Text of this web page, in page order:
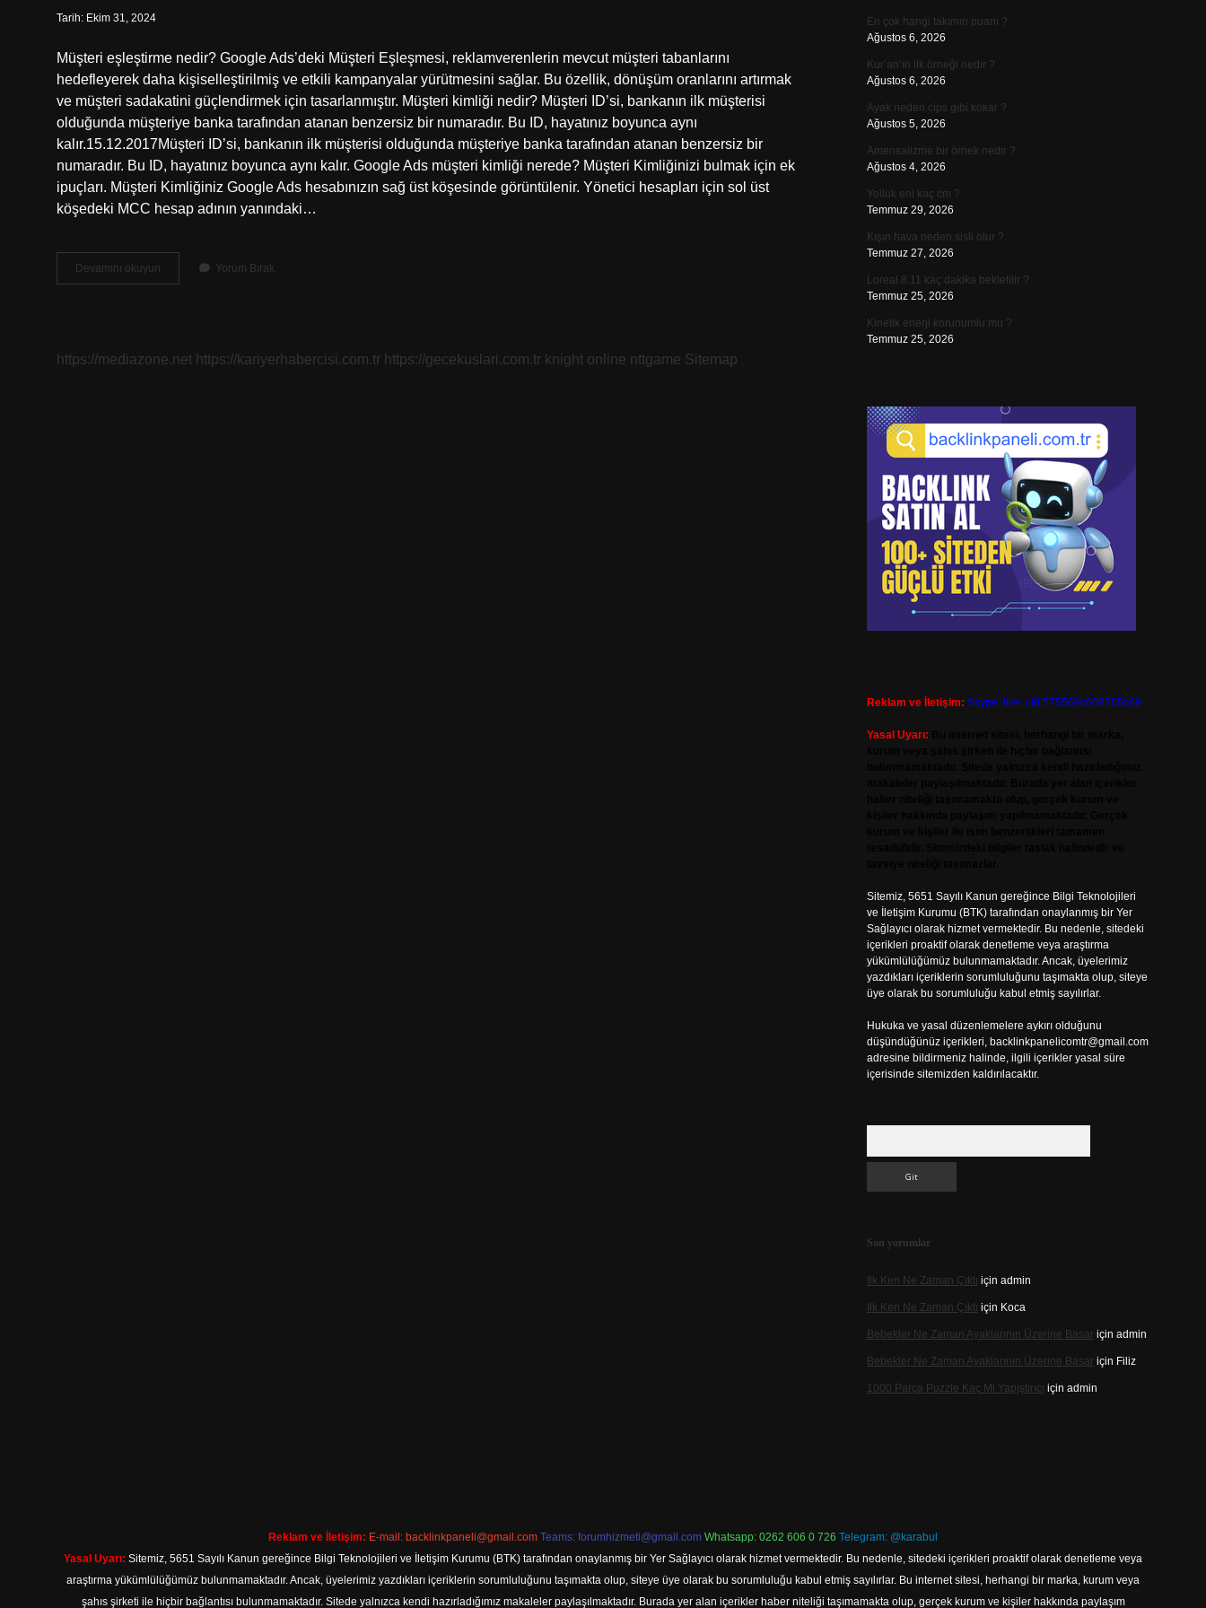
Tarih: Ekim 31, 2024
Müşteri eşleştirme nedir? Google Ads’deki Müşteri Eşleşmesi, reklamverenlerin mevcut müşteri tabanlarını
hedefleyerek daha kişiselleştirilmiş ve etkili kampanyalar yürütmesini sağlar. Bu özellik, dönüşüm oranlarını artırmak
ve müşteri sadakatini güçlendirmek için tasarlanmıştır. Müşteri kimliği nedir? Müşteri ID’si, bankanın ilk müşterisi
olduğunda müşteriye banka tarafından atanan benzersiz bir numaradır. Bu ID, hayatınız boyunca aynı
kalır.15.12.2017Müşteri ID’si, bankanın ilk müşterisi olduğunda müşteriye banka tarafından atanan benzersiz bir
numaradır. Bu ID, hayatınız boyunca aynı kalır. Google Ads müşteri kimliği nerede? Müşteri Kimliğinizi bulmak için ek
ipuçları. Müşteri Kimliğiniz Google Ads hesabınızın sağ üst köşesinde görüntülenir. Yönetici hesapları için sol üst
köşedeki MCC hesap adının yanındaki…
Devamını okuyun Customer
Match
Yorum Bırak
https://mediazone.net https://kariyerhabercisi.com.tr https://gecekuslari.com.tr knight online nttgame Sitemap
En çok hangi takımın puanı ?
Ağustos 6, 2026
Kur’an’ın ilk örneği nedir ?
Ağustos 6, 2026
Ayak neden cips gibi kokar ?
Ağustos 5, 2026
Amensalizme bir örnek nedir ?
Ağustos 4, 2026
Yolluk eni kaç cm ?
Temmuz 29, 2026
Kışın hava neden sisli olur ?
Temmuz 27, 2026
Loreal 8.11 kaç dakika bekletilir ?
Temmuz 25, 2026
Kinetik enerji korunumlu mu ?
Temmuz 25, 2026
Reklam ve İletişim: Skype: live:.cid.575569c608265c69
Yasal Uyarı:
Sitemiz, 5651 Sayılı Kanun gereğince Bilgi Teknolojileri
ve İletişim Kurumu (BTK) tarafından onaylanmış bir Yer
Sağlayıcı olarak hizmet vermektedir. Bu nedenle, sitedeki
içerikleri proaktif olarak denetleme veya araştırma
yükümlülüğümüz bulunmamaktadır. Ancak, üyelerimiz
yazdıkları içeriklerin sorumluluğunu taşımakta olup, siteye
üye olarak bu sorumluluğu kabul etmiş sayılırlar.
Hukuka ve yasal düzenlemelere aykırı olduğunu
düşündüğünüz içerikleri, backlinkpanelicomtr@gmail.com
adresine bildirmeniz halinde, ilgili içerikler yasal süre
içerisinde sitemizden kaldırılacaktır.
Son yorumlar
Ilk Ken Ne Zaman Çıktı için admin
Ilk Ken Ne Zaman Çıktı için Koca
Bebekler Ne Zaman Ayaklarının Üzerine Basariçin admin
Bebekler Ne Zaman Ayaklarının Üzerine Basariçin Filiz
1000 Parça Puzzle Kaç Ml Yapıştırıcı için admin
Reklam ve İletişim: E-mail: backlinkpaneli@gmail.com Teams: forumhizmeti@gmail.com Whatsapp: 0262 606 0 726 Telegram: @karabul
Yasal Uyarı: Sitemiz, 5651 Sayılı Kanun gereğince Bilgi Teknolojileri ve İletişim Kurumu (BTK) tarafından onaylanmış bir Yer Sağlayıcı olarak hizmet vermektedir. Bu nedenle, sitedeki içerikleri proaktif olarak denetleme veya
araştırma yükümlülüğümüz bulunmamaktadır. Ancak, üyelerimiz yazdıkları içeriklerin sorumluluğunu taşımakta olup, siteye üye olarak bu sorumluluğu kabul etmiş sayılırlar. Bu internet sitesi, herhangi bir marka, kurum veya
şahıs şirketi ile hiçbir bağlantısı bulunmamaktadır. Sitede yalnızca kendi hazırladığımız makaleler paylaşılmaktadır. Burada yer alan içerikler haber niteliği taşımamakta olup, gerçek kurum ve kişiler hakkında paylaşım